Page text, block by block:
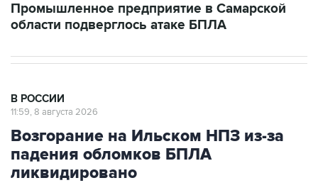
Промышленное предприятие в Самарской
области подверглось атаке БПЛА
В РОССИИ
11:59, 8 августа 2026
Возгорание на Ильском НПЗ из-за
падения обломков БПЛА
ликвидировано